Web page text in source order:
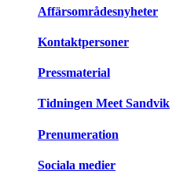
Affärsområdesnyheter
Kontaktpersoner
Pressmaterial
Tidningen Meet Sandvik
Prenumeration
Sociala medier